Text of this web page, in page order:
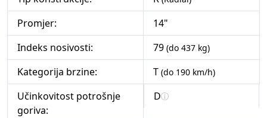
Promjer:
14"
Indeks nosivosti:
79 (do 437 kg)
Kategorija brzine: T (do 190 km/h)
Učinkovitost potrošnje
goriva:
D